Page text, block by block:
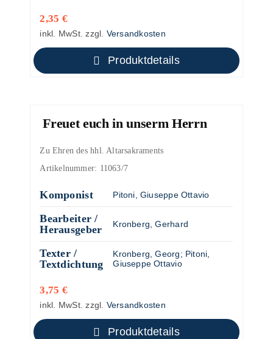
2,35 €
inkl. MwSt. zzgl. Versandkosten
Produktdetails
Freuet euch in unserm Herrn
Zu Ehren des hhl. Altarsakraments
Artikelnummer: 11063/7
Komponist Pitoni, Giuseppe Ottavio
Bearbeiter /
Herausgeber
Kronberg, Gerhard
Texter /
Textdichtung
Kronberg, Georg; Pitoni,
Giuseppe Ottavio
3,75 €
inkl. MwSt. zzgl. Versandkosten
Produktdetails